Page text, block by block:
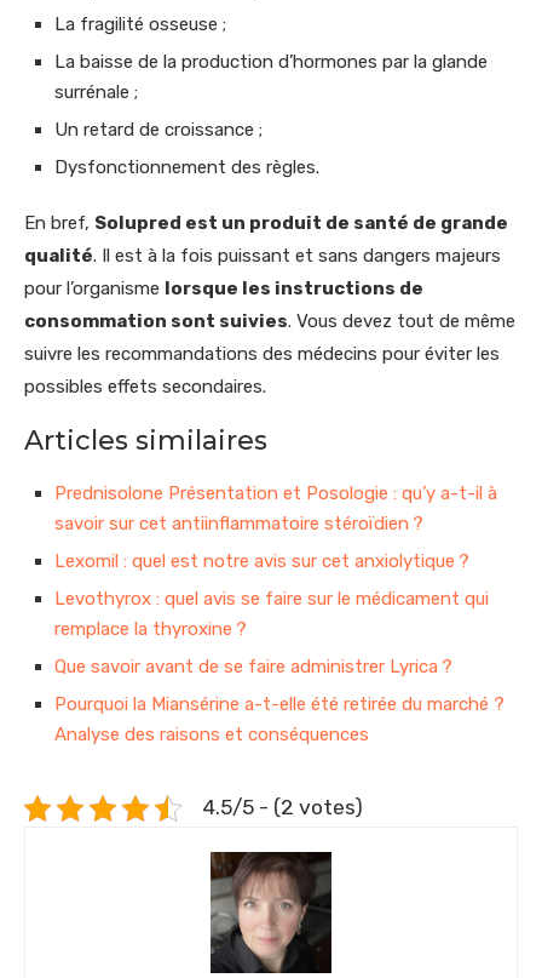
La fragilité osseuse ;
La baisse de la production d’hormones par la glande
surrénale ;
Un retard de croissance ;
Dysfonctionnement des règles.
En bref, Solupred est un produit de santé de grande
qualité. Il est à la fois puissant et sans dangers majeurs
pour l’organisme
lorsque les instructions de
consommation sont suivies. Vous devez tout de même
suivre les recommandations des médecins pour éviter les
possibles effets secondaires.
Articles similaires
Prednisolone Présentation et Posologie : qu’y a-t-il à
savoir sur cet antiinflammatoire stéroïdien ?
Lexomil : quel est notre avis sur cet anxiolytique ?
Levothyrox : quel avis se faire sur le médicament qui
remplace la thyroxine ?
Que savoir avant de se faire administrer Lyrica ?
Pourquoi la Miansérine a-t-elle été retirée du marché ?
Analyse des raisons et conséquences
4.5/5 - (2 votes)